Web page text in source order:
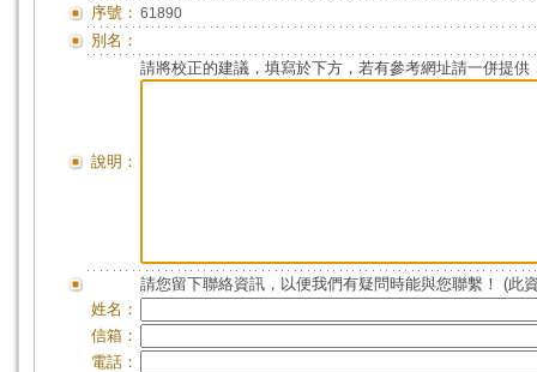
序號： 61890
別名：
說明：
請將校正的建議，填寫於下方，若有參考網址請一併提供
請您留下聯絡資訊，以便我們有疑問時能與您聯繫！ (此
姓名：
信箱：
電話：